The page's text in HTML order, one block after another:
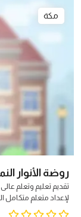
مكة
روضة الأنوار النموذجية
تقديم تعليم وتعلم عالى
لإعداد متعلم متكامل
المجتمع والوطن والأمة.